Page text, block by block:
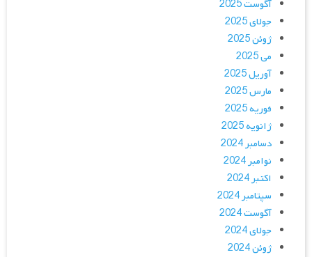
آگوست 2025
جولای 2025
ژوئن 2025
می 2025
آوریل 2025
مارس 2025
فوریه 2025
ژانویه 2025
دسامبر 2024
نوامبر 2024
اکتبر 2024
سپتامبر 2024
آگوست 2024
جولای 2024
ژوئن 2024